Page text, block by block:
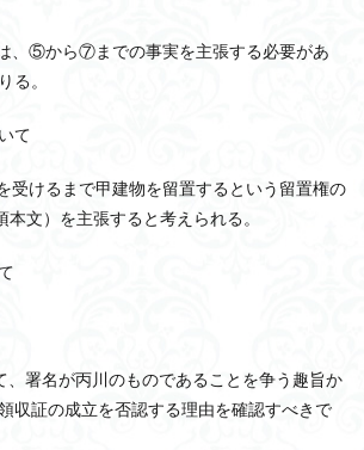
、⑤から⑦までの事実を主張する必要があ
る。
て
けるまで甲建物を留置するという留置権の
）を主張すると考えられる。
、署名が丙川のものであることを争う趣旨か
収証の成立を否認する理由を確認すべきで